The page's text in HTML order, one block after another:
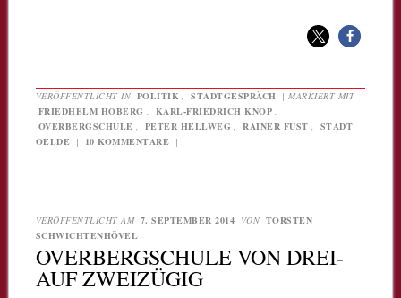
VERÖFFENTLICHT IN POLITIK , STADTGESPRÄCH |MARKIERT MIT
FRIEDHELM HOBERG , KARL-FRIEDRICH KNOP ,
OVERBERGSCHULE , PETER HELLWEG , RAINER FUST ,
STADT
OELDE | 10 KOMMENTARE |
VERÖFFENTLICHT AM 7. SEPTEMBER 2014 VON TORSTEN
SCHWICHTENHÖVEL
OVERBERGSCHULE VON DREI-
AUF ZWEIZÜGIG